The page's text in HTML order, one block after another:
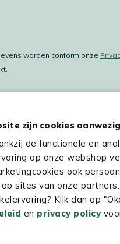
zijn cookies aanwezig
de functionele en
op onze webshop
ook
sites van onze
Klik dan op
en privacy policy
worden conform onze
XXL